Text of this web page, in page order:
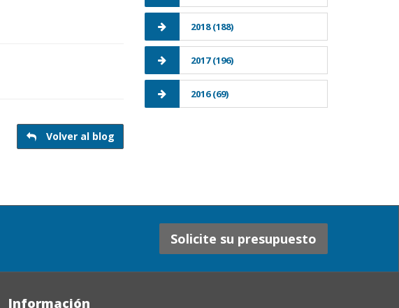
Volver al blog
2018 (188)
2017 (196)
2016 (69)
Solicite su presupuesto
Información